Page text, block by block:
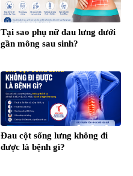
Tại sao phụ nữ đau lưng dưới
gần mông sau sinh?
Đau cột sống lưng không đi
được là bệnh gì?